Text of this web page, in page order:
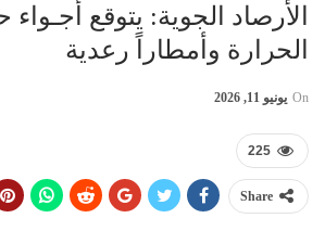
الأرصاد الجوية: يتوقع
الحرارة وأمطاراً رعدية
On يونيو 11, 2026
225
Share